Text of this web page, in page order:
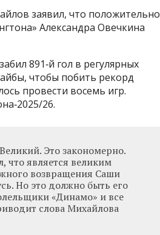
заявил, что положительно
Александра Овечкина
891‑й гол в регулярных
чтобы побить рекорд
провести восемь игр.
26.
Это закономерно.
что является великим
возвращения Саши
Но это должно быть его
«Динамо» и все
слова Михайлова